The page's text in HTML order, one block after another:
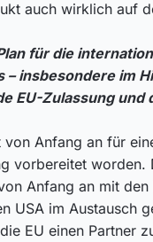
auch wirklich auf
für die
– insbesondere im
EU-Zulassung und
von Anfang an für
vorbereitet worden.
Anfang an mit den
USA im Austausch
EU einen Partner